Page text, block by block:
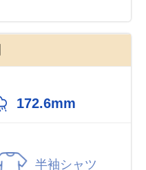
172.6mm
半袖シャツ